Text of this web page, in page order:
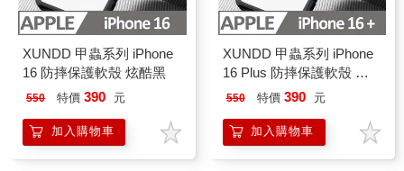
XUNDD 甲蟲系列 iPhone
16 防摔保護軟殼 炫酷黑
550 特價 390 元
加入購物車
XUNDD 甲蟲系列 iPhone
16 Plus 防摔保護軟殼 炫
酷黑
550 特價 390 元
加入購物車